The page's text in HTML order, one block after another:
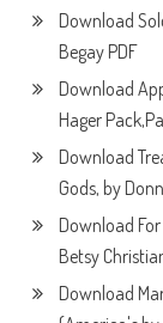
Download
Begay PDF
Download
Hager
Download
Gods, by
Download
Betsy
Download